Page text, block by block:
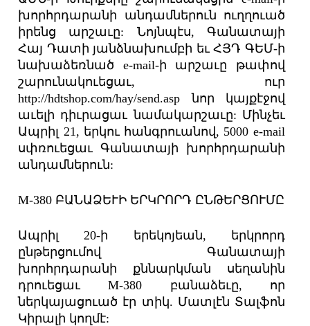
խորհրդարանի անդամներուն ուղղուած
իրենց արշաւը: Նոյնպէս, Գանատայի
Հայ Դատի յանձնախումբի եւ ՀՅԴ ԳԵՄ-ի
նախաձեռնած e-mail-ի արշաւը թափով
շարունակուեցաւ, ուր
http://hdtshop.com/hay/send.asp նոր կայքէջով
աւելի դիւրացաւ նամակարշաւը: Մինչեւ
Ապրիլ 21, երկու հանգրուանով, 5000 e-mail
սփռուեցաւ Գանատայի խորհրդարանի
անդամներուն:
M-380 ԲԱՆԱՁԵՒԻ ԵՐԿՐՈՐԴ ԸՆԹԵՐՑՈՒՄԸ
Ապրիլ 20-ի երեկոյեան, երկրորդ
ընթերցումով Գանատայի
խորհրդարանի քննարկման սեղանին
դրուեցաւ M-380 բանաձեւը, որ
ներկայացուած էր տիկ. Մատլէն Տալֆոն
Կիրալի կողմէ: